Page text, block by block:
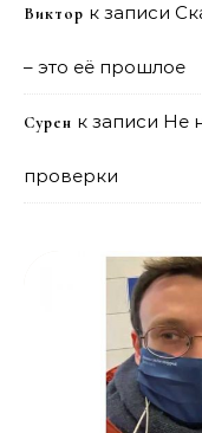
Виктор к записи
– это её прошлое
Сурен к записи Не
проверки